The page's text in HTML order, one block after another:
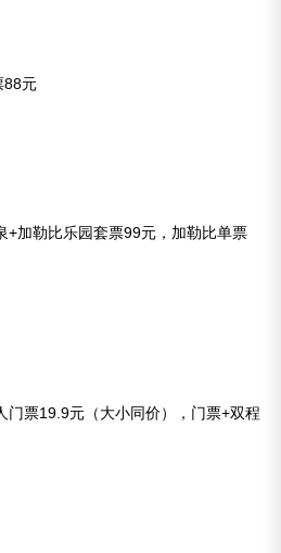
88元
+加勒比乐园套票99元，加勒比单票
门票19.9元（大小同价），门票+双程